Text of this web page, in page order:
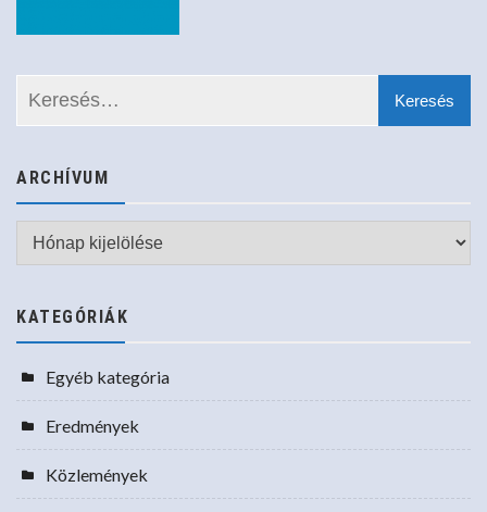
ARCHÍVUM
Archívum
KATEGÓRIÁK
Egyéb kategória
Eredmények
Közlemények